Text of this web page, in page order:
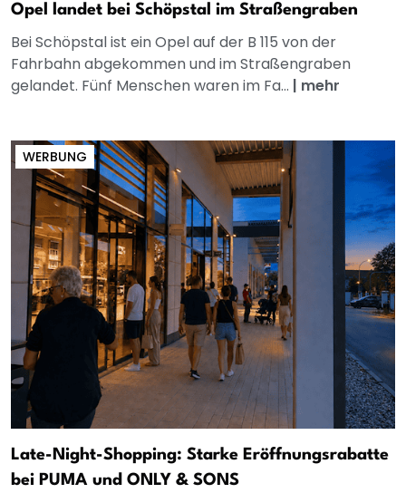
Opel landet bei Schöpstal im Straßengraben
Bei Schöpstal ist ein Opel auf der B 115 von der
Fahrbahn abgekommen und im Straßengraben
gelandet. Fünf Menschen waren im Fa... | mehr
WERBUNG
Late-Night-Shopping: Starke Eröffnungsrabatte
bei PUMA und ONLY & SONS